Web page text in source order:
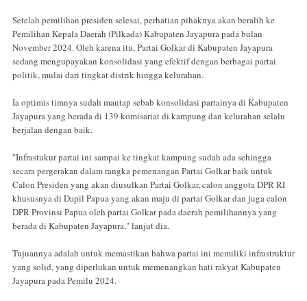
Setelah pemilihan presiden selesai, perhatian pihaknya akan beralih ke
Pemilihan Kepala Daerah (Pilkada) Kabupaten Jayapura pada bulan
November 2024. Oleh karena itu, Partai Golkar di Kabupaten Jayapura
sedang mengupayakan konsolidasi yang efektif dengan berbagai partai
politik, mulai dari tingkat distrik hingga kelurahan.
Ia optimis timnya sudah mantap sebab konsolidasi partainya di Kabupaten
Jayapura yang berada di 139 komisariat di kampung dan kelurahan selalu
berjalan dengan baik.
"Infrastukur partai ini sampai ke tingkat kampung sudah ada sehingga
secara pergerakan dalam rangka pemenangan Partai Golkar baik untuk
Calon Presiden yang akan diusulkan Partai Golkar, calon anggota DPR RI
khususnya di Dapil Papua yang akan maju di partai Golkar dan juga calon
DPR Provinsi Papua oleh partai Golkar pada daerah pemilihannya yang
berada di Kabupaten Jayapura," lanjut dia.
Tujuannya adalah untuk memastikan bahwa partai ini memiliki infrastruktur
yang solid, yang diperlukan untuk memenangkan hati rakyat Kabupaten
Jayapura pada Pemilu 2024.